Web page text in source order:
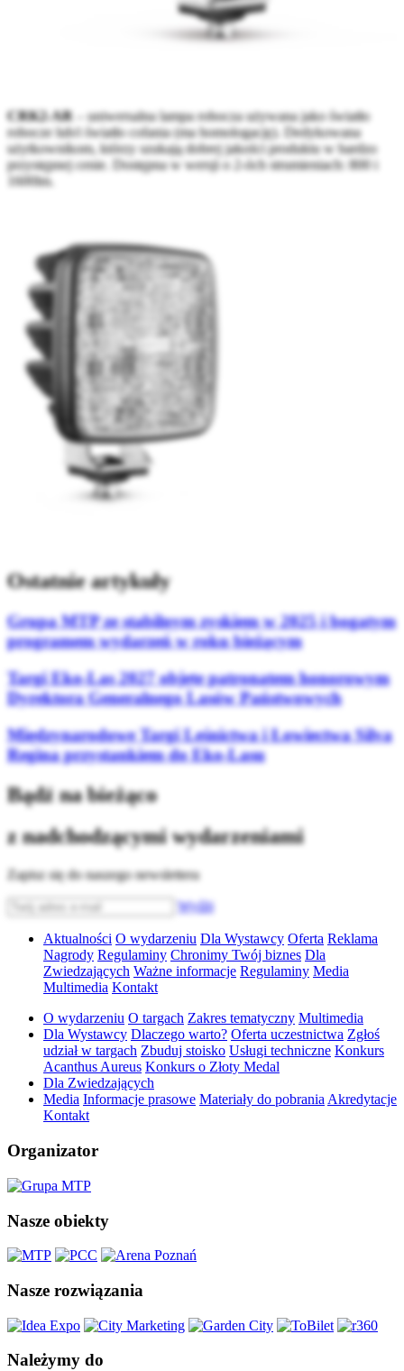
CRK2-AR – uniwersalna lampa robocza używana jako światło
robocze lub/i światło cofania (ma homologację). Dedykowana
użytkownikom, którzy szukają dobrej jakości produktu w bardzo
przystępnej cenie. Dostępna w wersji o 2-óch strumieniach: 800 i
1600lm.
Ostatnie artykuły
Grupa MTP ze stabilnym zyskiem w 2025 i bogatym
programem wydarzeń w roku bieżącym
Targi Eko-Las 2027 objęte patronatem honorowym
Dyrektora Generalnego Lasów Państwowych
Międzynarodowe Targi Leśnictwa i Łowiectwa Silva
Regina przystankiem do Eko-Lasu
Bądź na bieżąco
z nadchodzącymi wydarzeniami
Zapisz się do naszego newslettera
Wyślij
Aktualności O wydarzeniu Dla Wystawcy Oferta Reklama
Nagrody Regulaminy Chronimy Twój biznes Dla
Zwiedzających Ważne informacje Regulaminy Media
Multimedia Kontakt
O wydarzeniu O targach Zakres tematyczny Multimedia
Dla Wystawcy Dlaczego warto? Oferta uczestnictwa Zgłoś
udział w targach Zbuduj stoisko Usługi techniczne Konkurs
Acanthus Aureus Konkurs o Złoty Medal
Dla Zwiedzających
Media Informacje prasowe Materiały do pobrania Akredytacje
Kontakt
Organizator
Nasze obiekty
Nasze rozwiązania
Należymy do